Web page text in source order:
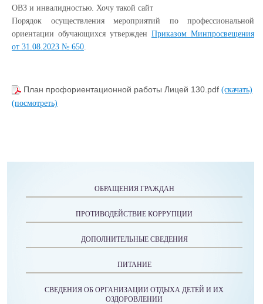
ОВЗ и инвалидностью. Хочу такой сайт
Порядок осуществления мероприятий по профессиональной
ориентации обучающихся утвержден Приказом Минпросвещения
от 31.08.2023 № 650.
План профориентационной работы Лицей 130.pdf (скачать)
(посмотреть)
ОБРАЩЕНИЯ ГРАЖДАН
ПРОТИВОДЕЙСТВИЕ КОРРУПЦИИ
ДОПОЛНИТЕЛЬНЫЕ СВЕДЕНИЯ
ПИТАНИЕ
СВЕДЕНИЯ ОБ ОРГАНИЗАЦИИ ОТДЫХА ДЕТЕЙ И ИХ
ОЗДОРОВЛЕНИИ